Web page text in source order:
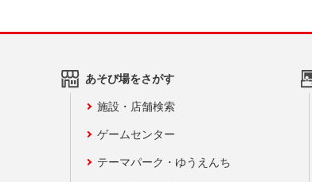
あそび場をさがす
施設・店舗検索
ゲームセンター
テーマパーク・ゆうえんち